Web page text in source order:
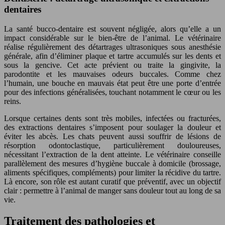
dentaires
La santé bucco-dentaire est souvent négligée, alors qu’elle a un
impact considérable sur le bien-être de l’animal. Le vétérinaire
réalise régulièrement des détartrages ultrasoniques sous anesthésie
générale, afin d’éliminer plaque et tartre accumulés sur les dents et
sous la gencive. Cet acte prévient ou traite la gingivite, la
parodontite et les mauvaises odeurs buccales. Comme chez
l’humain, une bouche en mauvais état peut être une porte d’entrée
pour des infections généralisées, touchant notamment le cœur ou les
reins.
Lorsque certaines dents sont très mobiles, infectées ou fracturées,
des extractions dentaires s’imposent pour soulager la douleur et
éviter les abcès. Les chats peuvent aussi souffrir de lésions de
résorption odontoclastique, particulièrement douloureuses,
nécessitant l’extraction de la dent atteinte. Le vétérinaire conseille
parallèlement des mesures d’hygiène buccale à domicile (brossage,
aliments spécifiques, compléments) pour limiter la récidive du tartre.
Là encore, son rôle est autant curatif que préventif, avec un objectif
clair : permettre à l’animal de manger sans douleur tout au long de sa
vie.
Traitement des pathologies et